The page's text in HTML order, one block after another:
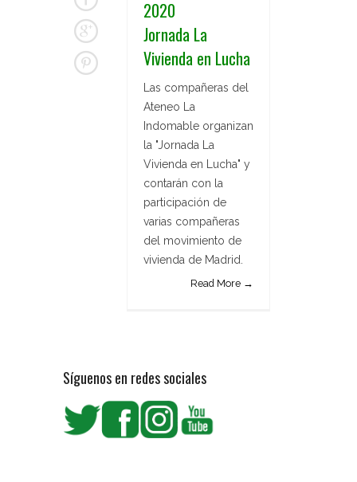
2020
Jornada La
Vivienda en Lucha
Las compañeras del
Ateneo La
Indomable organizan
la "Jornada La
Vivienda en Lucha" y
contarán con la
participación de
varias compañeras
del movimiento de
vivienda de Madrid.
Read More →
Síguenos en redes sociales